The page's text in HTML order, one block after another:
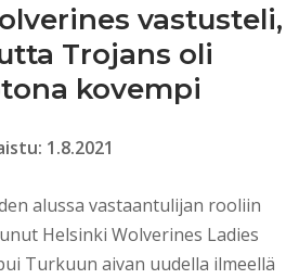
vastusteli,
Trojans oli
kovempi
1.8.2021
alussa vastaantulijan rooliin
Helsinki Wolverines Ladies
Turkuun aivan uudella ilmeellä